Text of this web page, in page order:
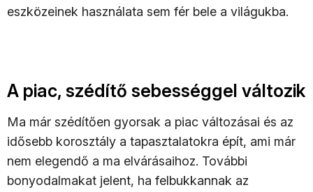
eszközeinek használata sem fér bele a világukba.
A piac, szédítő sebességgel változik
Ma már szédítően gyorsak a piac változásai és az
idősebb korosztály a tapasztalatokra épít, ami már
nem elegendő a ma elvárásaihoz. További
bonyodalmakat jelent, ha felbukkannak az